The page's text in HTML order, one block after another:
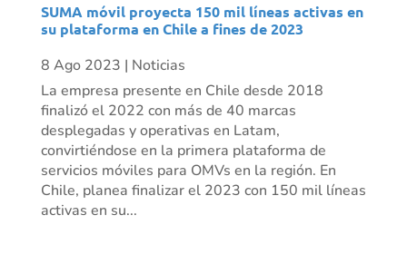
SUMA móvil proyecta 150 mil líneas activas en
su plataforma en Chile a fines de 2023
8 Ago 2023 | Noticias
La empresa presente en Chile desde 2018
finalizó el 2022 con más de 40 marcas
desplegadas y operativas en Latam,
convirtiéndose en la primera plataforma de
servicios móviles para OMVs en la región. En
Chile, planea finalizar el 2023 con 150 mil líneas
activas en su...